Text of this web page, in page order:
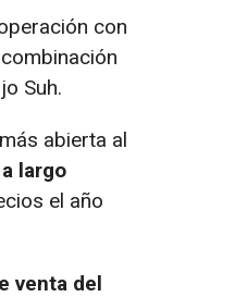
con
Suh.
abierta al
largo
el año
venta del